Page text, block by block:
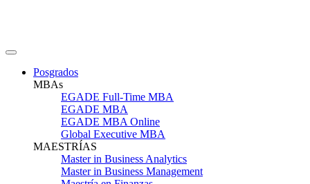
Posgrados
MBAs
EGADE Full-Time MBA
EGADE MBA
EGADE MBA Online
Global Executive MBA
MAESTRÍAS
Master in Business Analytics
Master in Business Management